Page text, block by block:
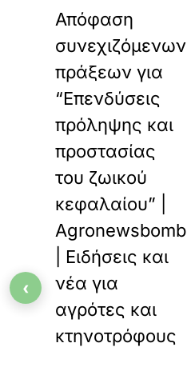
Απόφαση
συνεχιζόμενων
πράξεων για
“Επενδύσεις
πρόληψης και
προστασίας
του ζωικού
κεφαλαίου” |
Agronewsbomb
| Ειδήσεις και
νέα για
αγρότες και
κτηνοτρόφους
‹